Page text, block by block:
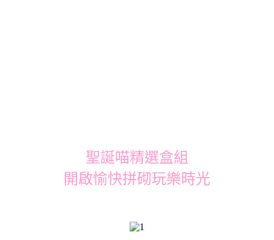
聖誕喵精選盒組
開啟愉快拼砌玩樂時光